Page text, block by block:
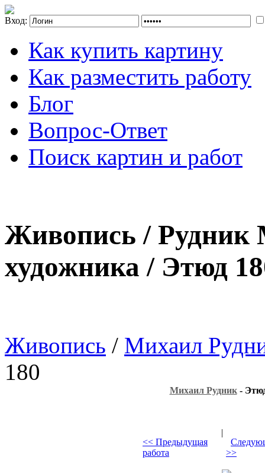
Вход:
Как купить картину
Как разместить работу
Блог
Вопрос-Ответ
Поиск картин и работ
Живопись / Рудник
художника / Этюд
Живопись / Михаил
180
Михаил Рудник-
<< Предыдущая
работа
|
>>